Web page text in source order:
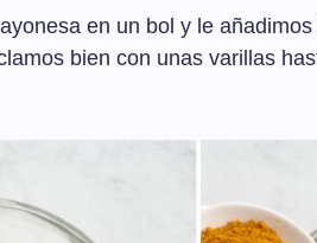
en un bol y le
bien con unas varillas